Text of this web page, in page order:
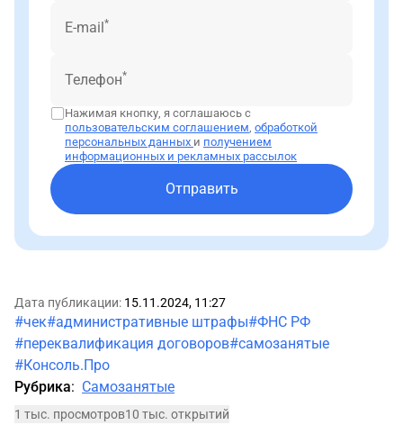
E-mail*
Телефон*
Отправить
Нажимая кнопку, я соглашаюсь с
пользовательским соглашением обработкой
персональных данных и получением
информационных и рекламных рассылок
Дата публикации: 15.11.2024, 11:27
#чек#административные штрафы#ФНС РФ
#переквалификация договоров#самозанятые
#Консоль.Про
Рубрика: Самозанятые
1 тыс. просмотров10 тыс. открытий